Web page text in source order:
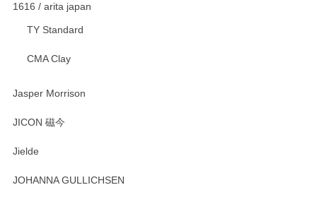
1616 / arita japan
TY Standard
CMA Clay
Jasper Morrison
JICON 磁今
Jielde
JOHANNA GULLICHSEN